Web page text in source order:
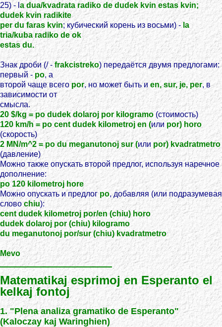
25) - l a dua/kvadrata radiko de dudek kvin estas kvin;
dudek kvin radikite
per du faras kvin; кубический корень из восьми) - la
tria/kuba radiko de ok
estas du.
Знак дроби (/ -frakcistreko) передаётся двумя предлогами:
первый -po, а
второй чаще всегоpor, но может быть иen, sur, je, per, в
зависимости от
смысла.
20 $/kg = po dudek dolaroj por kilogramo(стоимость)
120 km/h = po cent dudek kilometroj en (или por) horo
(скорость)
2 MN/m^2 = po du meganutonoj sur (илиpor) kvadratmetro
(давление)
Можно также опускать второй предлог, используя наречное
дополнение:
po 120 kilometroj hore
Можно опускать и предлогpo, добавляя (или подразумевая
словоchiu):
cent dudek kilometroj por/en (chiu) horo
dudek dolaroj por (chiu) kilogramo
du meganutonoj por/sur (chiu) kvadratmetro
Mevo
Matematikaj esprimoj en Esperanto el
kelkaj fontoj
1. "Plena analiza gramatiko de Esperanto"
(Kaloczay kaj Waringhien)